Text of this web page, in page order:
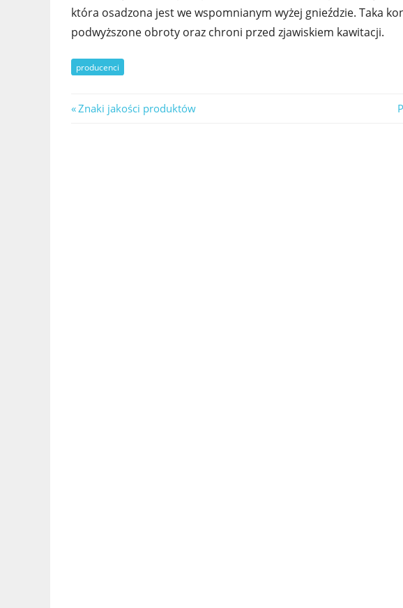
która osadzona jest we wspomnianym wyżej gnieździe. Taka
podwyższone obroty oraz chroni przed zjawiskiem kawitacji.
producenci
Nawigacja
Previous
Znaki jakości produktów